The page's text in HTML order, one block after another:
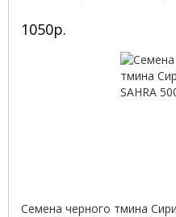
1050р.
Семена черного тмина